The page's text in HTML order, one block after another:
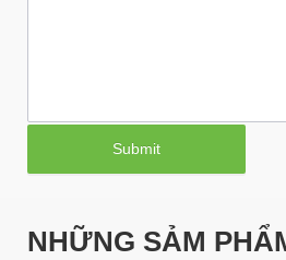
Submit
NHỮNG SẢM